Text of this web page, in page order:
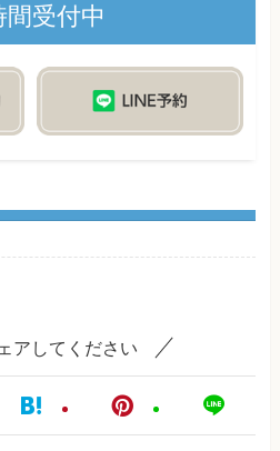
間受付中
アしてください